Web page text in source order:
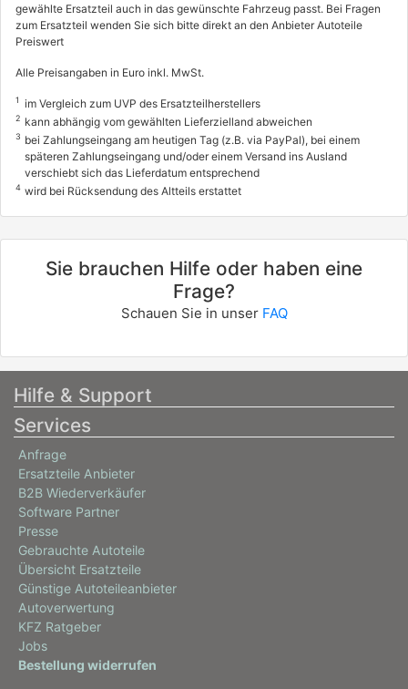
CRUZE Station Wagon (J308)
86 / 117
8265ACN
info
CHEVROLET
CRUZE Station Wagon (J308)
08/2012 - 12/2015
info
1.7 TD
8265ACQ
info
CRUZE Station Wagon (J308)
1.7 TD
8265ACO
gewählte Ersatzteil auch in das gewünschte Fahrzeug passt. Bei Fragen
zum Ersatzteil wenden Sie sich bitte direkt an den Anbieter Autoteile
Preiswert
Alle Preisangaben in Euro inkl. MwSt.
1 im Vergleich zum UVP des Ersatzteilherstellers
2 kann abhängig vom gewählten Lieferzielland abweichen
3 bei Zahlungseingang am heutigen Tag (z.B. via PayPal), bei einem
späteren Zahlungseingang und/oder einem Versand ins Ausland
verschiebt sich das Lieferdatum entsprechend
4 wird bei Rücksendung des Altteils erstattet
Sie brauchen Hilfe oder haben eine
Frage?
Schauen Sie in unser FAQ
Hilfe & Support
Services
Anfrage
Ersatzteile Anbieter
B2B Wiederverkäufer
Software Partner
Presse
Gebrauchte Autoteile
Übersicht Ersatzteile
Günstige Autoteileanbieter
Autoverwertung
KFZ Ratgeber
Jobs
Bestellung widerrufen